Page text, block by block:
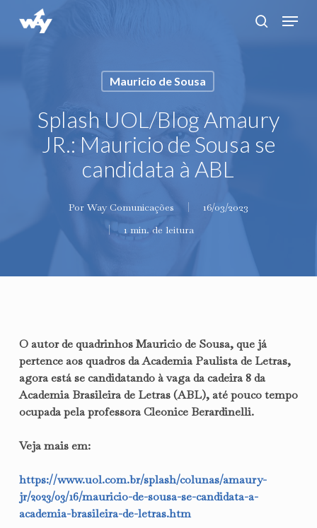
search
Menu
Mauricio de Sousa
Splash UOL/Blog Amaury
JR.: Mauricio de Sousa se
candidata à ABL
Por Way Comunicações
16/03/2023
1 min. de leitura
O autor de quadrinhos Mauricio de Sousa, que já
pertence aos quadros da Academia Paulista de Letras,
agora está se candidatando à vaga da cadeira 8 da
Academia Brasileira de Letras (ABL), até pouco tempo
ocupada pela professora Cleonice Berardinelli.
Veja mais em:
https://www.uol.com.br/splash/colunas/amaury-
jr/2023/03/16/mauricio-de-sousa-se-candidata-a-
academia-brasileira-de-letras.htm